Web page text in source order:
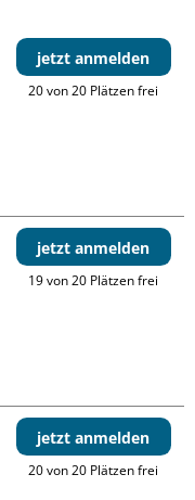
jetzt anmelden
20 von 20 Plätzen frei
jetzt anmelden
19 von 20 Plätzen frei
jetzt anmelden
20 von 20 Plätzen frei